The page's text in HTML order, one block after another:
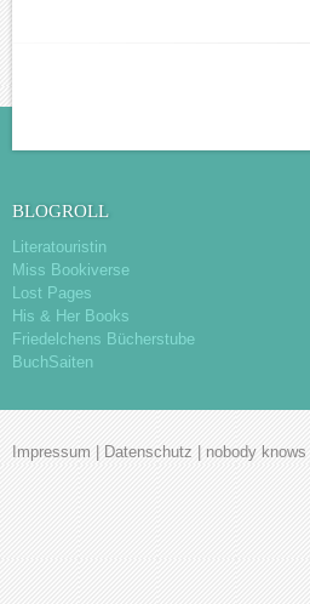
BLOGROLL
Literatouristin
Miss Bookiverse
Lost Pages
His & Her Books
Friedelchens Bücherstube
BuchSaiten
Impressum Datenschutz nobody knows